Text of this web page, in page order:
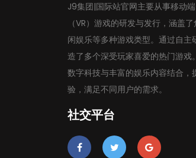
J9集团|国际站官网主要从事移动
（VR）游戏的研发与发行，涵盖
闲娱乐等多种游戏类型。通过自
造了多个深受玩家喜爱的热门游戏
数字科技与丰富的娱乐内容结合，
验，满足不同用户的需求。
社交平台